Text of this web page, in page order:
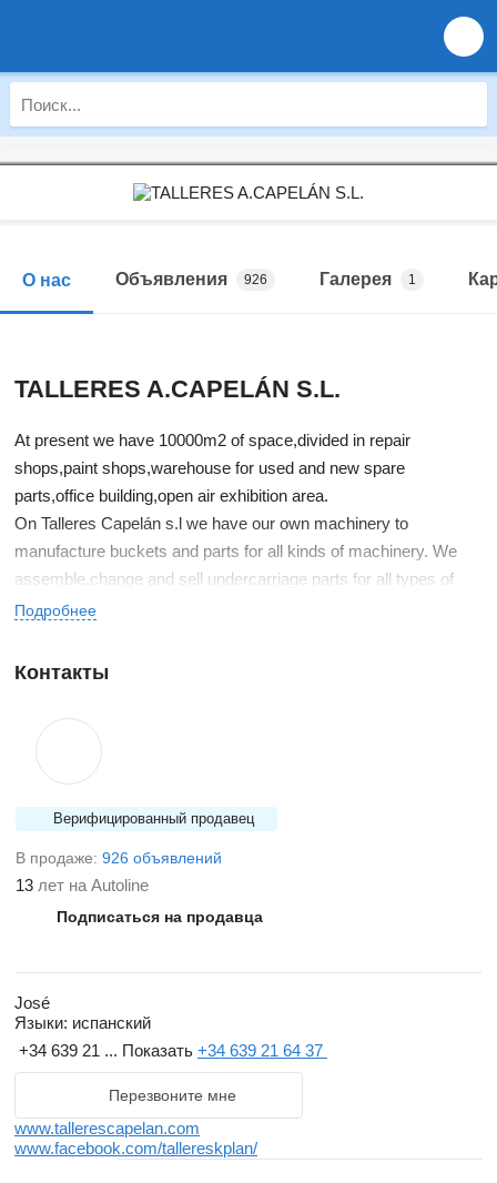
О нас Объявления 926 Галерея 1
TALLERES A.CAPELÁN S.L.
At present we have 10000m2 of space,divided in repair
shops,paint shops,warehouse for used and new spare
parts,office building,open air exhibition area.
On Talleres Capelán s.l we have our own machinery to
manufacture buckets and parts for all kinds of machinery. We
assemble,change and sell undercarriage parts for all types of
agricultural and industrial machines, chains, rollers, idlers,
Подробнее
Контакты
Верифицированный продавец
В продаже: 926 объявлений
13 лет на Autoline
Подписаться на продавца
José
Языки: испанский
+34 639 21 ... Показать +34 639 21 64 37
Перезвоните мне
www.tallerescapelan.com
www.facebook.com/tallereskplan/